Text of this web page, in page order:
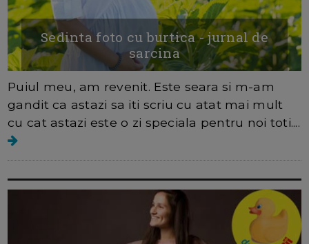
Sedinta foto cu burtica - jurnal de
sarcina
Puiul meu, am revenit. Este seara si m-am
gandit ca astazi sa iti scriu cu atat mai mult
cu cat astazi este o zi speciala pentru noi toti....